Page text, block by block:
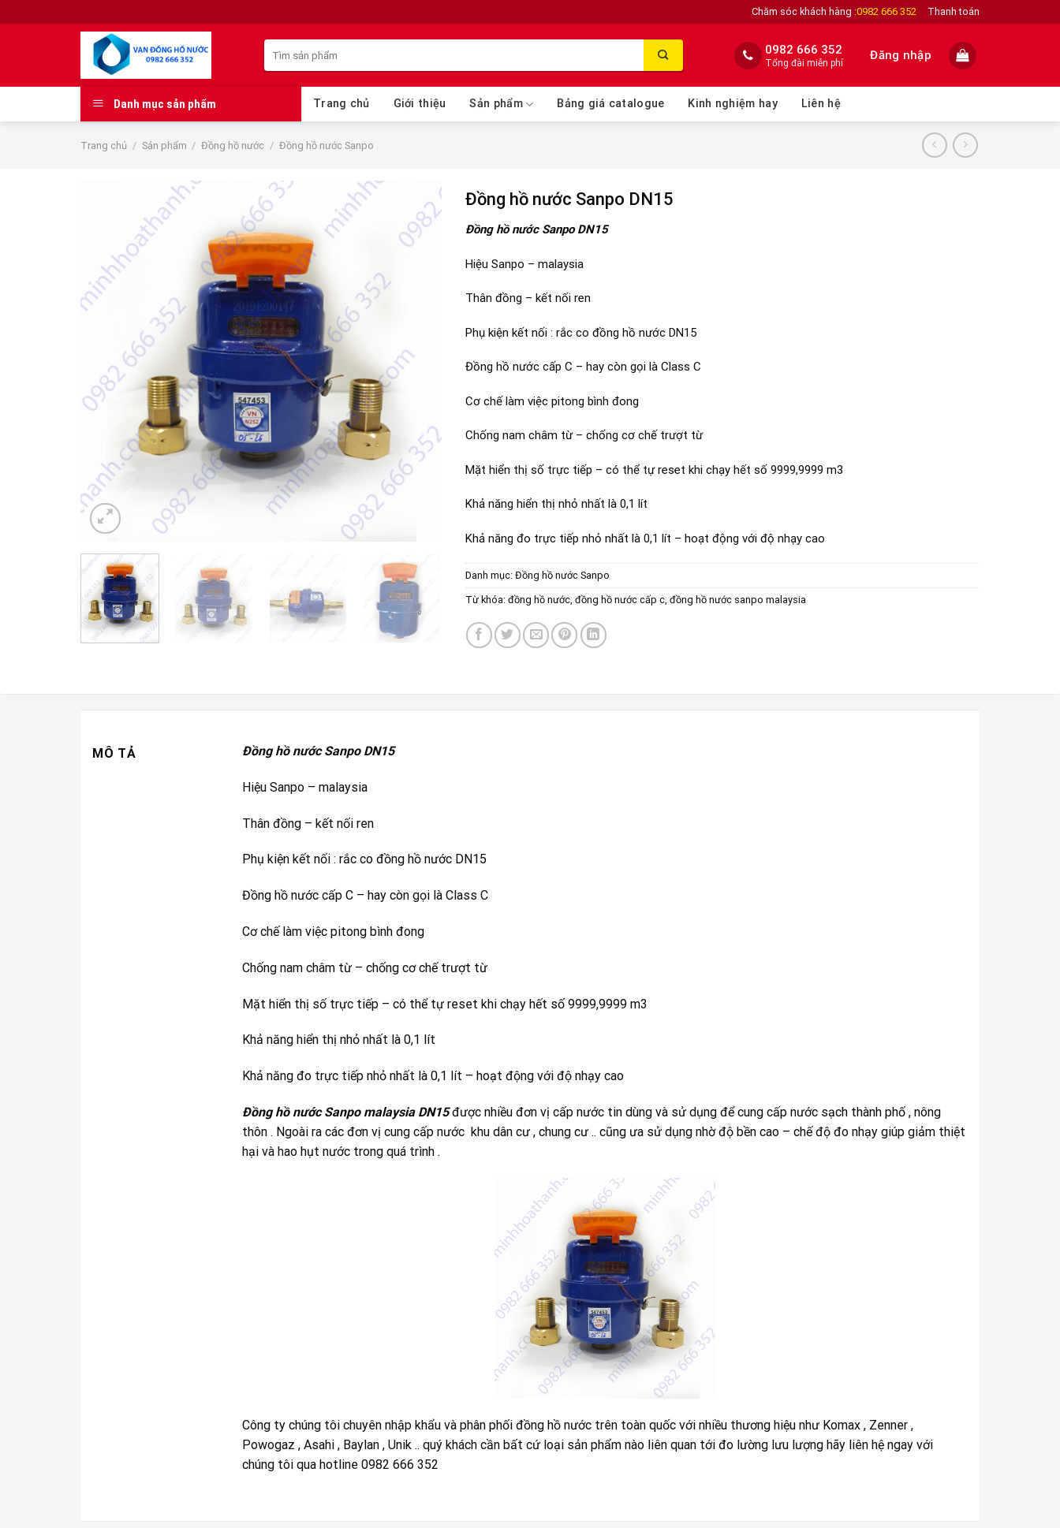
to
Chăm sóc khách hàng :0982 666 352 Thanh toán
kiếm:
0982 666 352
Tổng đài miễn phí
Đăng nhập
Danh mục sản phẩm Trang chủ Giới thiệu Sản phẩm Bảng giá catalogue Kinh nghiệm hay Liên hệ
Trang chủ / Sản phẩm / Đồng hồ nước / Đồng hồ nước Sanpo
Đồng hồ nước Sanpo DN15
Đồng hồ nước Sanpo DN15
Hiệu Sanpo – malaysia
Thân đồng – kết nối ren
Phụ kiện kết nối : rắc co đồng hồ nước DN15
Đồng hồ nước cấp C – hay còn gọi là Class C
Cơ chế làm việc pitong bình đong
Chống nam châm từ – chống cơ chế trượt từ
Mặt hiển thị số trực tiếp – có thể tự reset khi chạy hết số 9999,9999 m3
Khả năng hiển thị nhỏ nhất là 0,1 lít
Khả năng đo trực tiếp nhỏ nhất là 0,1 lít – hoạt động với độ nhạy cao
Danh mục: Đồng hồ nước Sanpo
Từ khóa: đồng hồ nước, đồng hồ nước cấp c, đồng hồ nước sanpo malaysia
MÔ TẢ Đồng hồ nước Sanpo DN15
Hiệu Sanpo – malaysia
Thân đồng – kết nối ren
Phụ kiện kết nối : rắc co đồng hồ nước DN15
Đồng hồ nước cấp C – hay còn gọi là Class C
Cơ chế làm việc pitong bình đong
Chống nam châm từ – chống cơ chế trượt từ
Mặt hiển thị số trực tiếp – có thể tự reset khi chạy hết số 9999,9999 m3
Khả năng hiển thị nhỏ nhất là 0,1 lít
Khả năng đo trực tiếp nhỏ nhất là 0,1 lít – hoạt động với độ nhạy cao
Đồng hồ nước Sanpo malaysia DN15được nhiều đơn vị cấp nước tin dùng và sử dụng để cung cấp nước sạch thành phố , nông
thôn . Ngoài ra các đơn vị cung cấp nước khu dân cư , chung cư .. cũng ưa sử dụng nhờ độ bền cao – chế độ đo nhạy giúp giảm thiệt
hại và hao hụt nước trong quá trình .
Công ty chúng tôi chuyên nhập khẩu và phân phối đồng hồ nước trên toàn quốc với nhiều thương hiệu như Komax , Zenner ,
Powogaz , Asahi , Baylan , Unik .. quý khách cần bất cứ loại sản phẩm nào liên quan tới đo lường lưu lượng hãy liên hệ ngay với
chúng tôi qua hotline 0982 666 352